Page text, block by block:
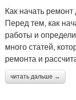
Как начать
Перед тем, как
работы и
много статей,
ремонта и
читать дальше →